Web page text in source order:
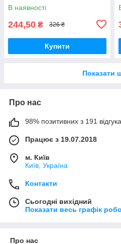
В наявності
244,50 ₴ 326 ₴
Купити
Показати
Про нас
98% позитивних з 191
Працює з 19.07.2018
м. Київ
Київ, Україна
Контакти
Сьогодні вихідний
Показати весь графік
Про нас